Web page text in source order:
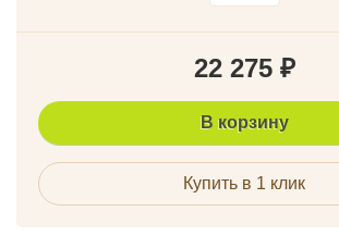
22 275₽
В корзину
Купить в 1 клик